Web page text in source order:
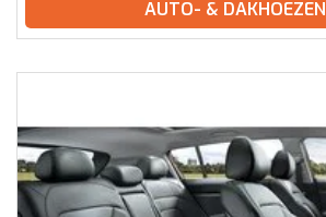
AUTO- & DAKHOEZEN